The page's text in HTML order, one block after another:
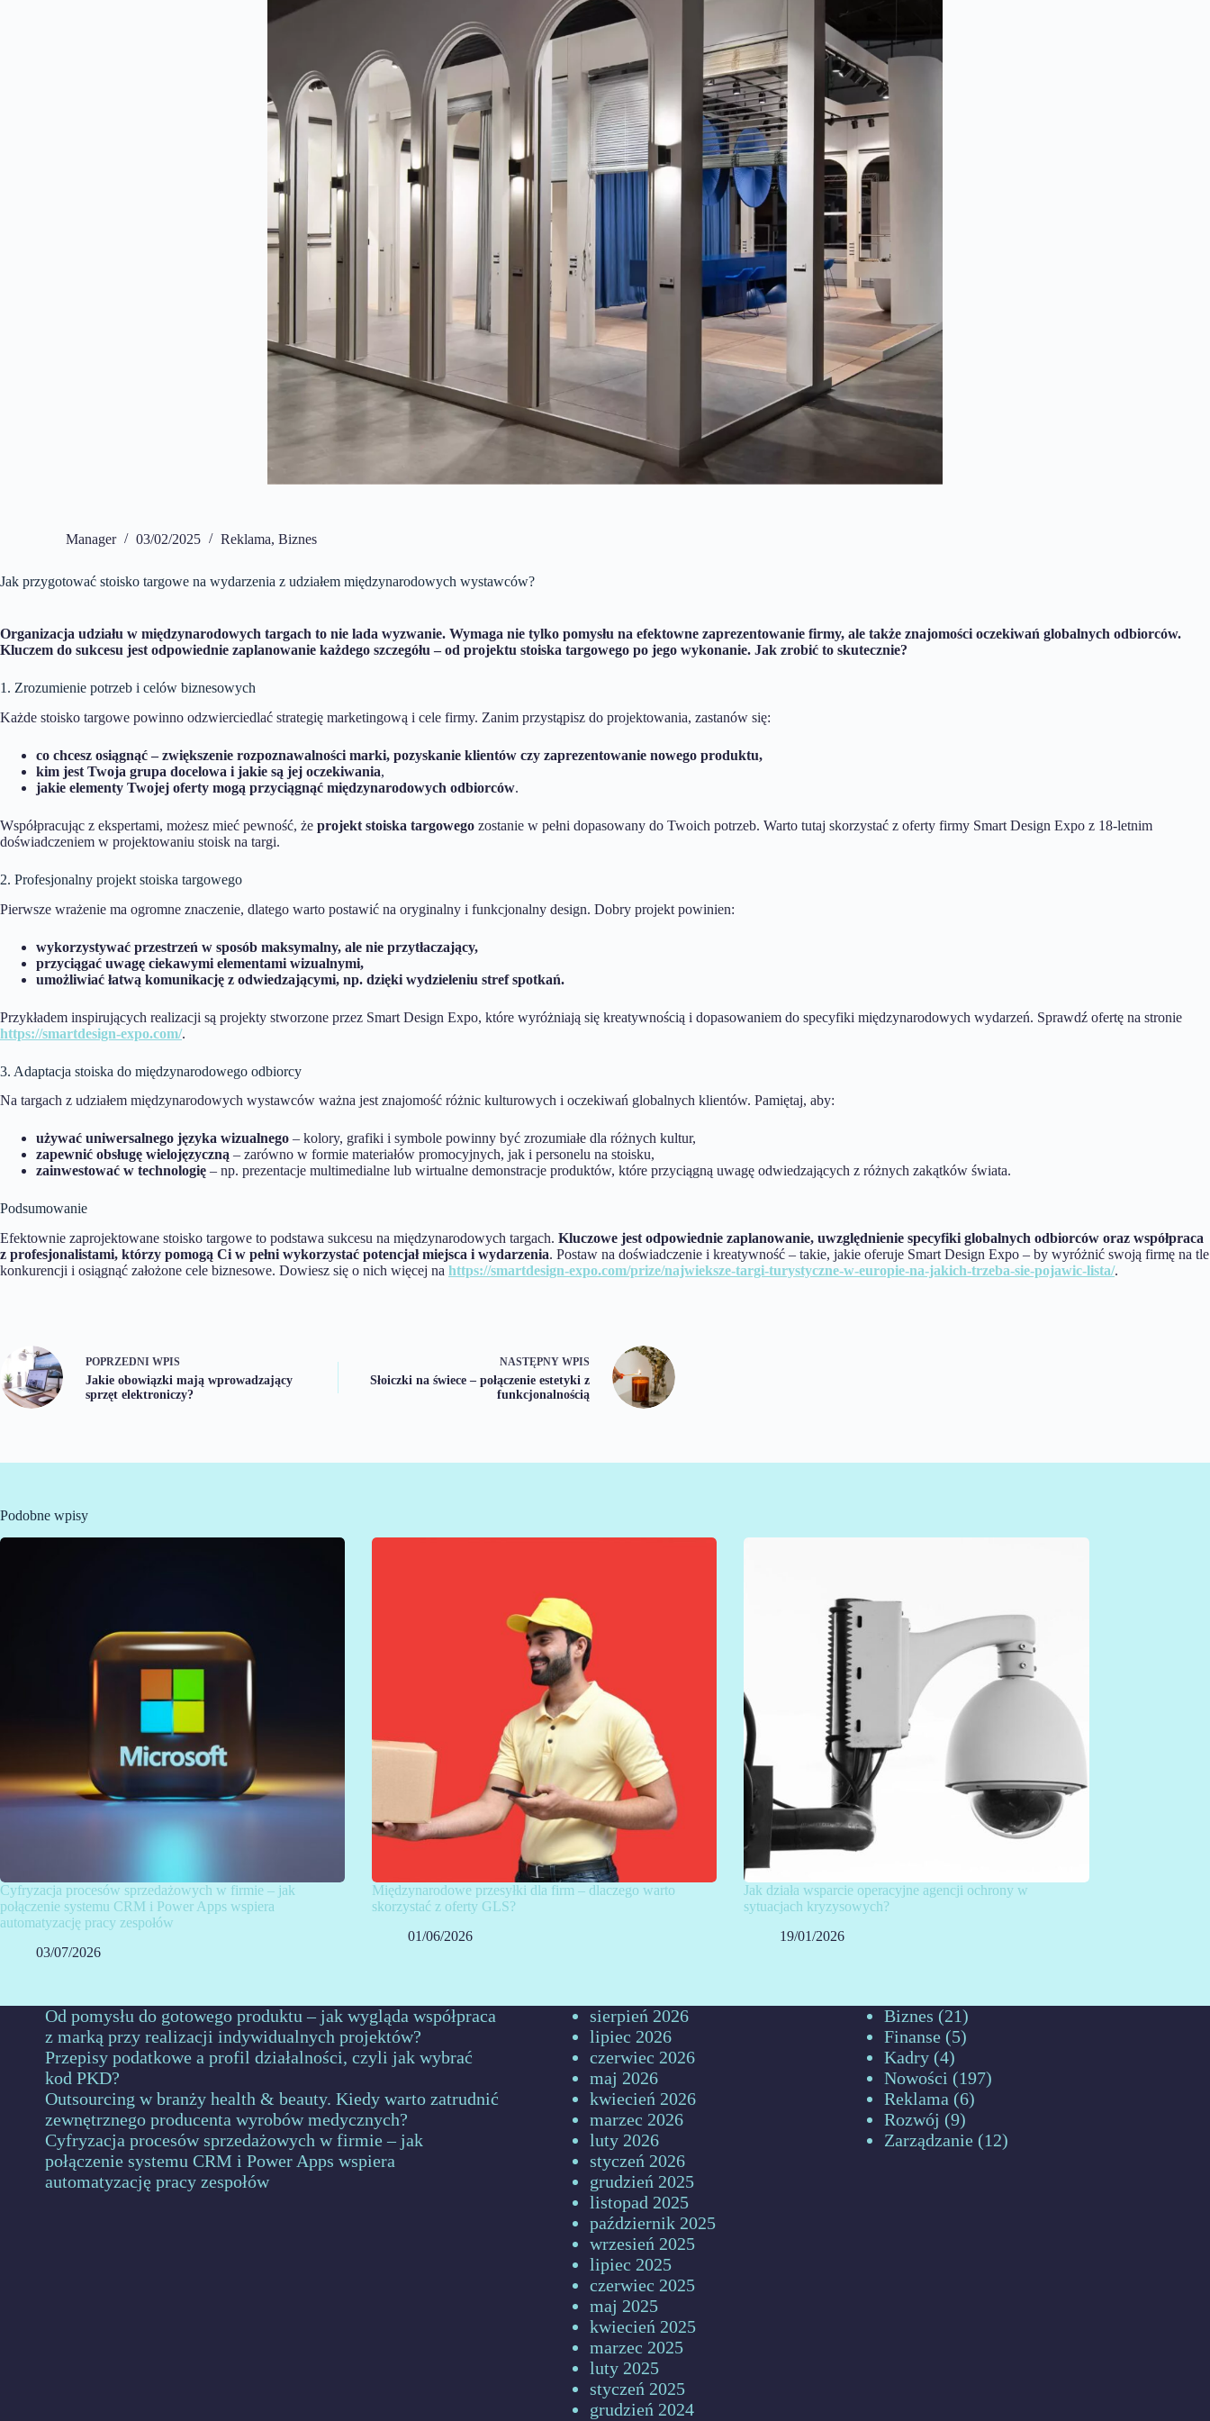
Manager 03/02/2025 Reklama, Biznes
Jak przygotować stoisko targowe na wydarzenia z udziałem międzynarodowych wystawców?
Organizacja udziału w międzynarodowych targach to nie lada wyzwanie. Wymaga nie tylko pomysłu na efektowne zaprezentowanie firmy, ale także znajomości oczekiwań globalnych odbiorców.
Kluczem do sukcesu jest odpowiednie zaplanowanie każdego szczegółu – od projektu stoiska targowego po jego wykonanie. Jak zrobić to skutecznie?
1. Zrozumienie potrzeb i celów biznesowych
Każde stoisko targowe powinno odzwierciedlać strategię marketingową i cele firmy. Zanim przystąpisz do projektowania, zastanów się:
co chcesz osiągnąć – zwiększenie rozpoznawalności marki, pozyskanie klientów czy zaprezentowanie nowego produktu,
kim jest Twoja grupa docelowa i jakie są jej oczekiwania,
jakie elementy Twojej oferty mogą przyciągnąć międzynarodowych odbiorców.
Współpracując z ekspertami, możesz mieć pewność, że projekt stoiska targowego zostanie w pełni dopasowany do Twoich potrzeb. Warto tutaj skorzystać z oferty firmy Smart Design Expo z 18-letnim
doświadczeniem w projektowaniu stoisk na targi.
2. Profesjonalny projekt stoiska targowego
Pierwsze wrażenie ma ogromne znaczenie, dlatego warto postawić na oryginalny i funkcjonalny design. Dobry projekt powinien:
wykorzystywać przestrzeń w sposób maksymalny, ale nie przytłaczający,
przyciągać uwagę ciekawymi elementami wizualnymi,
umożliwiać łatwą komunikację z odwiedzającymi, np. dzięki wydzieleniu stref spotkań.
Przykładem inspirujących realizacji są projekty stworzone przez Smart Design Expo, które wyróżniają się kreatywnością i dopasowaniem do specyfiki międzynarodowych wydarzeń. Sprawdź ofertę na stronie
https://smartdesign-expo.com/.
3. Adaptacja stoiska do międzynarodowego odbiorcy
Na targach z udziałem międzynarodowych wystawców ważna jest znajomość różnic kulturowych i oczekiwań globalnych klientów. Pamiętaj, aby:
używać uniwersalnego języka wizualnego – kolory, grafiki i symbole powinny być zrozumiałe dla różnych kultur,
zapewnić obsługę wielojęzyczną – zarówno w formie materiałów promocyjnych, jak i personelu na stoisku,
zainwestować w technologię – np. prezentacje multimedialne lub wirtualne demonstracje produktów, które przyciągną uwagę odwiedzających z różnych zakątków świata.
Podsumowanie
Efektownie zaprojektowane stoisko targowe to podstawa sukcesu na międzynarodowych targach. Kluczowe jest odpowiednie zaplanowanie, uwzględnienie specyfiki globalnych odbiorców oraz współpraca
z profesjonalistami, którzy pomogą Ci w pełni wykorzystać potencjał miejsca i wydarzenia. Postaw na doświadczenie i kreatywność – takie, jakie oferuje Smart Design Expo – by wyróżnić swoją firmę na tle
konkurencji i osiągnąć założone cele biznesowe. Dowiesz się o nich więcej na https://smartdesign-expo.com/prize/najwieksze-targi-turystyczne-w-europie-na-jakich-trzeba-sie-pojawic-lista/.
POPRZEDNI WPIS
Jakie obowiązki mają wprowadzający
sprzęt elektroniczy?
NASTĘPNY WPIS
Słoiczki na świece – połączenie estetyki z
funkcjonalnością
Podobne wpisy
Cyfryzacja procesów sprzedażowych w firmie – jak
połączenie systemu CRM i Power Apps wspiera
automatyzację pracy zespołów
03/07/2026
Międzynarodowe przesyłki dla firm – dlaczego warto
skorzystać z oferty GLS?
01/06/2026
Jak działa wsparcie operacyjne agencji ochrony w
sytuacjach kryzysowych?
19/01/2026
Od pomysłu do gotowego produktu – jak wygląda współpraca
z marką przy realizacji indywidualnych projektów?
Przepisy podatkowe a profil działalności, czyli jak wybrać
kod PKD?
Outsourcing w branży health & beauty. Kiedy warto zatrudnić
zewnętrznego producenta wyrobów medycznych?
Cyfryzacja procesów sprzedażowych w firmie – jak
połączenie systemu CRM i Power Apps wspiera
automatyzację pracy zespołów
sierpień 2026
lipiec 2026
czerwiec 2026
maj 2026
kwiecień 2026
marzec 2026
luty 2026
styczeń 2026
grudzień 2025
listopad 2025
październik 2025
wrzesień 2025
lipiec 2025
czerwiec 2025
maj 2025
kwiecień 2025
marzec 2025
luty 2025
styczeń 2025
grudzień 2024
Biznes (21)
Finanse (5)
Kadry (4)
Nowości (197)
Reklama (6)
Rozwój (9)
Zarządzanie (12)